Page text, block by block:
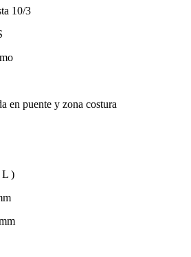
10/3
en puente y zona costura
L )